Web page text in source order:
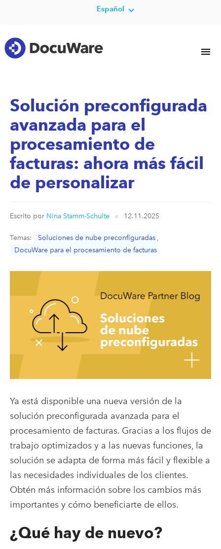
Español
Solución preconfigurada
avanzada para el
procesamiento de
facturas: ahora más fácil
de personalizar
Escrito por Nina Stamm-Schulte 12.11.2025
Temas: Soluciones de nube preconfiguradas ,
DocuWare para el procesamiento de facturas
Ya está disponible una nueva versión de la
solución preconfigurada avanzada para el
procesamiento de facturas. Gracias a los flujos de
trabajo optimizados y a las nuevas funciones, la
solución se adapta de forma más fácil y flexible a
las necesidades individuales de los clientes.
Obtén más información sobre los cambios más
importantes y cómo beneficiarte de ellos.
¿Qué hay de nuevo?